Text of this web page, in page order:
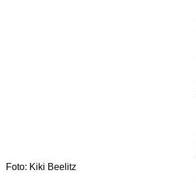
Foto: Kiki Beelitz